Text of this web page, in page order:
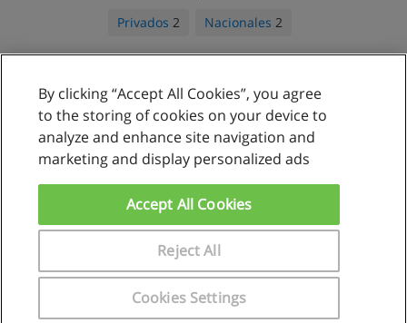
Privados 2 Nacionales 2
Reglas de uso
Privacidad de datos
www.educaedu.com.pe
By clicking “Accept All Cookies”, you agree
to the storing of cookies on your device to
analyze and enhance site navigation and
marketing and display personalized ads
Cookies Settings
Reject All
Accept All Cookies